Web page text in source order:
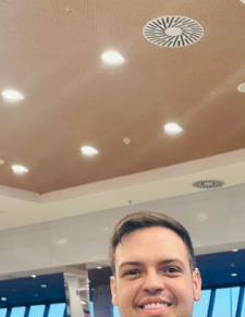
Mãe Su de Nanã (SP)
Renato Fonseca (PE)
Wesley Mendes (BA)
Mãe Bernadete de
Ariane Magalhães (RJ)
O PSOL afirma ser a favor
combate o racismo
filiados, há pessoas que se